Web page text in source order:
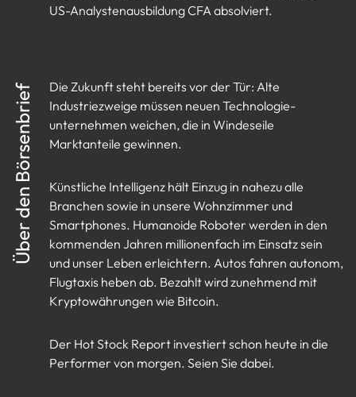
Über den Börsenbrief
Die Zukunft steht bereits vor der Tür: Alte
Industriezweige müssen neuen Technologie-
unternehmen weichen, die in Windeseile
Marktanteile gewinnen.
Künstliche Intelligenz hält Einzug in nahezu alle
Branchen sowie in unsere Wohnzimmer und
Smartphones. Humanoide Roboter werden in den
kommenden Jahren millionenfach im Einsatz sein
und unser Leben erleichtern. Autos fahren autonom,
Flugtaxis heben ab. Bezahlt wird zunehmend mit
Kryptowährungen wie Bitcoin.
Der Hot Stock Report investiert schon heute in die
Performer von morgen. Seien Sie dabei.
US-Analystenausbildung CFA absolviert.